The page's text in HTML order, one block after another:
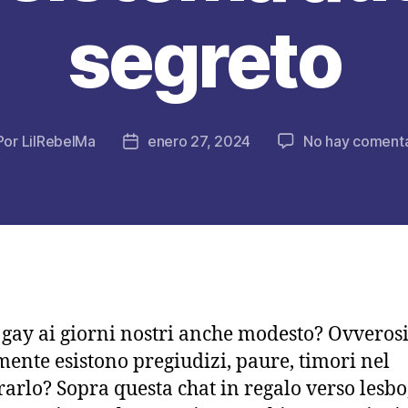
segreto
LilRebelMa
Fechaenero 27, 2024 No hay
gay ai giorni nostri anche modesto?
esistono pregiudizi, paure, timori nel
Sopra questa chat in regalo verso